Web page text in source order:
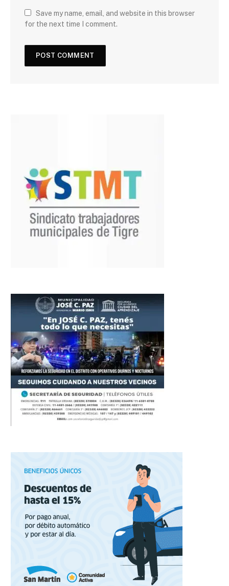
Save my name, email, and website in this browser
for the next time I comment.